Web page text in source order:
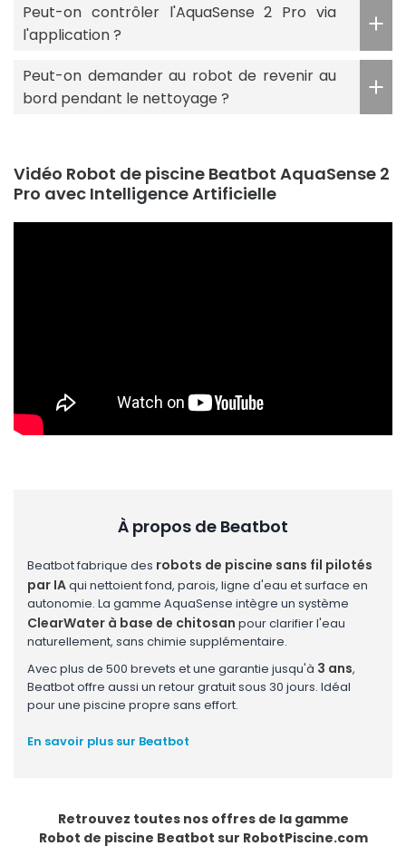
Peut-on contrôler l'AquaSense 2 Pro via
l'application ?
Peut-on demander au robot de revenir au
bord pendant le nettoyage ?
Vidéo Robot de piscine Beatbot AquaSense 2
Pro avec Intelligence Artificielle
À propos de Beatbot
Beatbot fabrique des robots de piscine sans fil pilotés
par IAqui nettoient fond, parois, ligne d'eau et surface en
autonomie. La gamme AquaSense intègre un système
ClearWater à base de chitosan pour clarifier l'eau
naturellement, sans chimie supplémentaire.
Avec plus de 500 brevets et une garantie jusqu'à 3 ans,
Beatbot offre aussi un retour gratuit sous 30 jours. Idéal
pour une piscine propre sans effort.
En savoir plus sur Beatbot
Retrouvez toutes nos offres de la gamme
Robot de piscine Beatbot sur RobotPiscine.com